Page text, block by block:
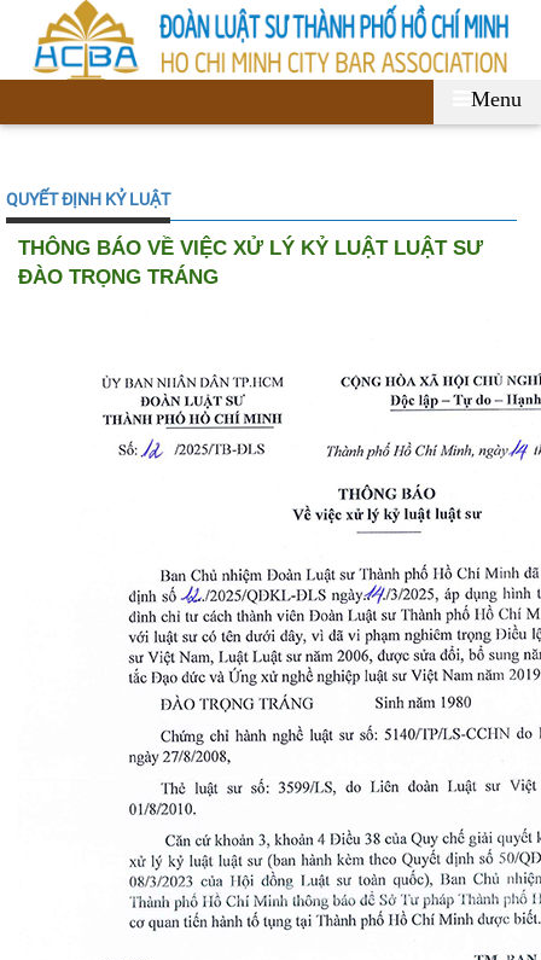
Menu
QUYẾT ĐỊNH KỶ LUẬT
THÔNG BÁO VỀ VIỆC XỬ LÝ KỶ LUẬT LUẬT SƯ
ĐÀO TRỌNG TRÁNG